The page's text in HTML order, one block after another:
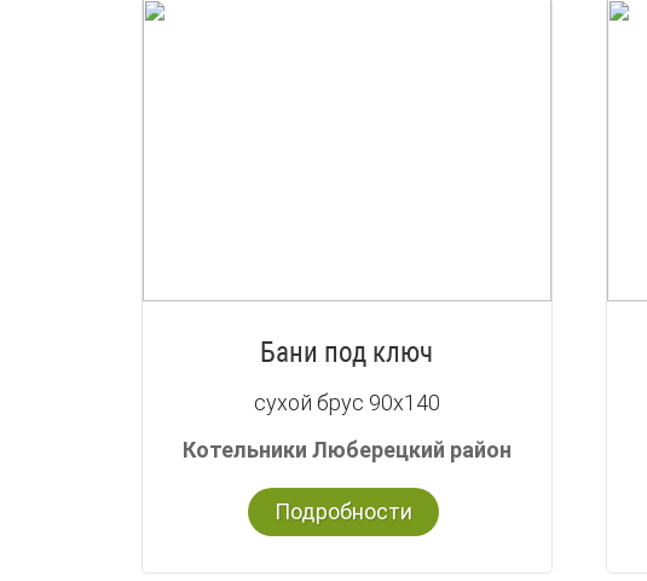
Бани под ключ
сухой брус 90х140
Котельники Люберецкий район
Подробности